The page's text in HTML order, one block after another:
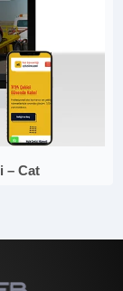
– Cat